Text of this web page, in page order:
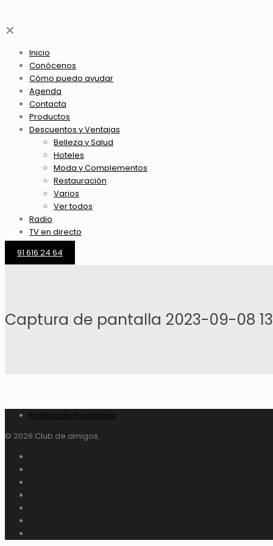
✕
Inicio
Conócenos
Cómo puedo ayudar
Agenda
Contacta
Productos
Descuentos y Ventajas
Belleza y Salud
Hoteles
Moda y Complementos
Restauración
Varios
Ver todos
Radio
TV en directo
91 616 24 64
Captura de pantalla 2023-09-08
Política de Privacidad
© 2026 Club de amigos.